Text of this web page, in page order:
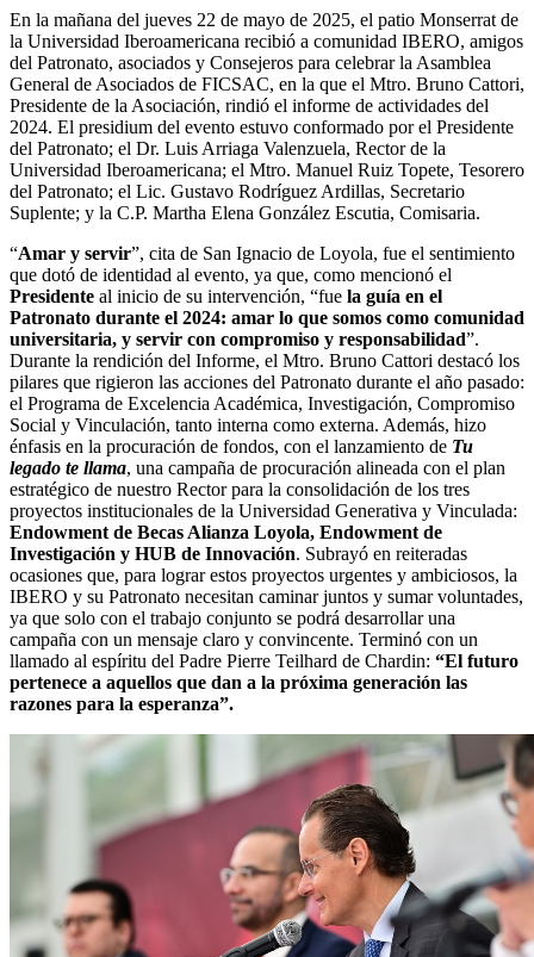
En la mañana del jueves 22 de mayo de 2025, el patio Monserrat de
la Universidad Iberoamericana recibió a comunidad IBERO, amigos
del Patronato, asociados y Consejeros para celebrar la Asamblea
General de Asociados de FICSAC, en la que el Mtro. Bruno Cattori,
Presidente de la Asociación, rindió el informe de actividades del
2024. El presidium del evento estuvo conformado por el Presidente
del Patronato; el Dr. Luis Arriaga Valenzuela, Rector de la
Universidad Iberoamericana; el Mtro. Manuel Ruiz Topete, Tesorero
del Patronato; el Lic. Gustavo Rodríguez Ardillas, Secretario
Suplente; y la C.P. Martha Elena González Escutia, Comisaria.
“Amar y servir”, cita de San Ignacio de Loyola, fue el sentimiento
que dotó de identidad al evento, ya que, como mencionó el
Presidente al inicio de su intervención, “fue la guía en el
Patronato durante el 2024: amar lo que somos como comunidad
universitaria, y servir con compromiso y responsabilidad”.
Durante la rendición del Informe, el Mtro. Bruno Cattori destacó los
pilares que rigieron las acciones del Patronato durante el año pasado:
el Programa de Excelencia Académica, Investigación, Compromiso
Social y Vinculación, tanto interna como externa. Además, hizo
énfasis en la procuración de fondos, con el lanzamiento de Tu
legado te llama, una campaña de procuración alineada con el plan
estratégico de nuestro Rector para la consolidación de los tres
proyectos institucionales de la Universidad Generativa y Vinculada:
Endowment de Becas Alianza Loyola, Endowment de
Investigación y HUB de Innovación. Subrayó en reiteradas
ocasiones que, para lograr estos proyectos urgentes y ambiciosos, la
IBERO y su Patronato necesitan caminar juntos y sumar voluntades,
ya que solo con el trabajo conjunto se podrá desarrollar una
campaña con un mensaje claro y convincente. Terminó con un
llamado al espíritu del Padre Pierre Teilhard de Chardin: “El futuro
pertenece a aquellos que dan a la próxima generación las
razones para la esperanza”.